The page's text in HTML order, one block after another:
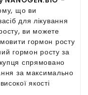
що ви
для лікування
ви можете
гормон росту
гормон росту за
спрямовано
за максимально
якості